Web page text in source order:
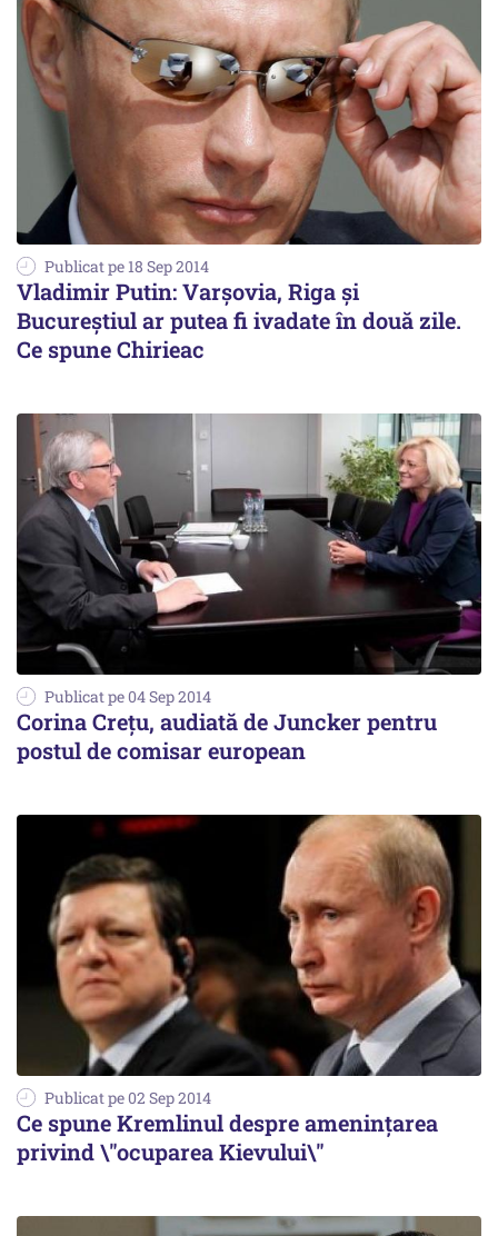
Publicat pe 18 Sep 2014
Vladimir Putin: Varşovia, Riga şi
Bucureştiul ar putea fi ivadate în două zile.
Ce spune Chirieac
Publicat pe 04 Sep 2014
Corina Creţu, audiată de Juncker pentru
postul de comisar european
Publicat pe 02 Sep 2014
Ce spune Kremlinul despre amenințarea
privind \"ocuparea Kievului\"